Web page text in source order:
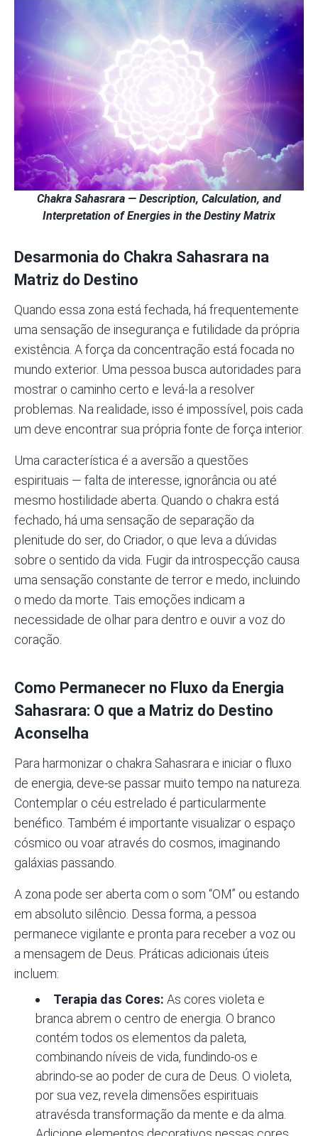
Chakra Sahasrara — Description, Calculation, and
Interpretation of Energies in the Destiny Matrix
Desarmonia do Chakra Sahasrara na
Matriz do Destino
Quando essa zona está fechada, há frequentemente
uma sensação de insegurança e futilidade da própria
existência. A força da concentração está focada no
mundo exterior. Uma pessoa busca autoridades para
mostrar o caminho certo e levá-la a resolver
problemas. Na realidade, isso é impossível, pois cada
um deve encontrar sua própria fonte de força interior.
Uma característica é a aversão a questões
espirituais — falta de interesse, ignorância ou até
mesmo hostilidade aberta. Quando o chakra está
fechado, há uma sensação de separação da
plenitude do ser, do Criador, o que leva a dúvidas
sobre o sentido da vida. Fugir da introspecção causa
uma sensação constante de terror e medo, incluindo
o medo da morte. Tais emoções indicam a
necessidade de olhar para dentro e ouvir a voz do
coração.
Como Permanecer no Fluxo da Energia
Sahasrara: O que a Matriz do Destino
Aconselha
Para harmonizar o chakra Sahasrara e iniciar o fluxo
de energia, deve-se passar muito tempo na natureza.
Contemplar o céu estrelado é particularmente
benéfico. Também é importante visualizar o espaço
cósmico ou voar através do cosmos, imaginando
galáxias passando.
A zona pode ser aberta com o som “OM” ou estando
em absoluto silêncio. Dessa forma, a pessoa
permanece vigilante e pronta para receber a voz ou
a mensagem de Deus. Práticas adicionais úteis
incluem:
Terapia das Cores: As cores violeta e
branca abrem o centro de energia. O branco
contém todos os elementos da paleta,
combinando níveis de vida, fundindo-os e
abrindo-se ao poder de cura de Deus. O violeta,
por sua vez, revela dimensões espirituais
atravésda transformação da mente e da alma.